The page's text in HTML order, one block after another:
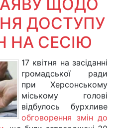
ЩОДО
ДОСТУПУ
НА СЕСІЮ
17 квітня на засіданні
громадської ради
при Херсонському
міському голові
відбулось бурхливе
обговорення змін до